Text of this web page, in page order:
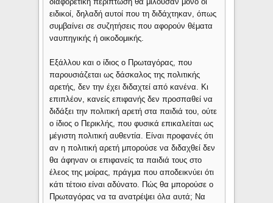
ειδικοί, δηλαδή αυτοί που τη διδάχτηκαν, όπως
συμβαίνει σε συζητήσεις που αφορούν θέματα
ναυπηγικής ή οικοδομικής.
Εξάλλου και ο ίδιος ο Πρωταγόρας, που
παρουσιάζεται ως δάσκαλος της πολιτικής
αρετής, δεν την έχει διδαχτεί από κανένα. Κι
επιπλέον, κανείς επιφανής δεν προσπαθεί να
διδάξει την πολιτική αρετή στα παιδιά του, ούτε
ο ίδιος ο Περικλής, που φυσικά επικαλείται ως
μέγιστη πολιτική αυθεντία. Είναι προφανές ότι
αν η πολιτική αρετή μπορούσε να διδαχθεί δεν
θα άφηναν οι επιφανείς τα παιδιά τους στο
έλεος της μοίρας, πράγμα που αποδεικνύει ότι
κάτι τέτοιο είναι αδύνατο. Πώς θα μπορούσε ο
Πρωταγόρας να τα ανατρέψει όλα αυτά; Να